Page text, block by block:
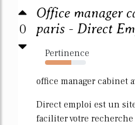
0
Office manager
paris - Direct
Pertinence
64%
office manager cabinet
Direct emploi est un
faciliter votre